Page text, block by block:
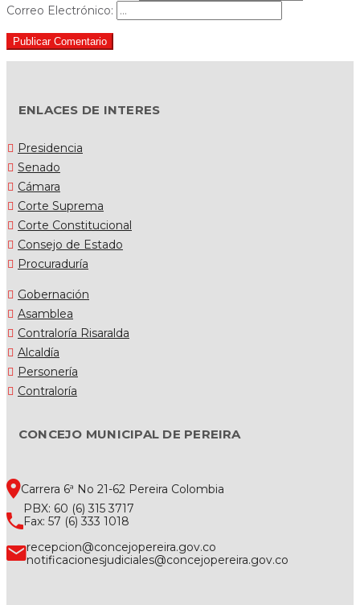
Correo Electrónico:
Publicar Comentario
ENLACES DE INTERES
Presidencia
Senado
Cámara
Corte Suprema
Corte Constitucional
Consejo de Estado
Procuraduría
Gobernación
Asamblea
Contraloría Risaralda
Alcaldía
Personería
Contraloría
CONCEJO MUNICIPAL DE PEREIRA
Carrera 6ª No 21-62 Pereira Colombia
PBX: 60 (6) 315 3717
Fax: 57 (6) 333 1018
recepcion@concejopereira.gov.co
notificacionesjudiciales@concejopereira.gov.co